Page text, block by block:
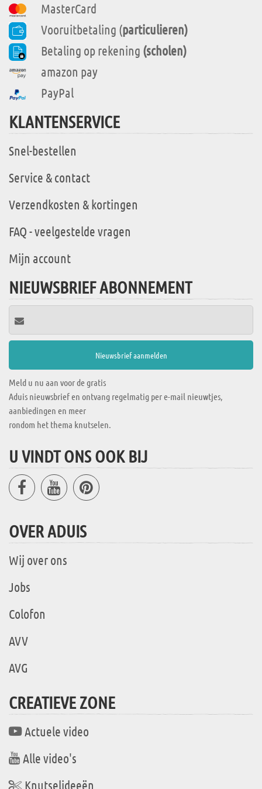
MasterCard
Vooruitbetaling (particulieren)
Betaling op rekening (scholen)
amazon pay
PayPal
KLANTENSERVICE
Snel-bestellen
Service & contact
Verzendkosten & kortingen
FAQ - veelgestelde vragen
Mijn account
NIEUWSBRIEF ABONNEMENT
Meld u nu aan voor de gratis
Aduis nieuwsbrief en ontvang regelmatig per e-mail nieuwtjes,
aanbiedingen en meer
rondom het thema knutselen.
U VINDT ONS OOK BIJ
OVER ADUIS
Wij over ons
Jobs
Colofon
AVV
AVG
CREATIEVE ZONE
Actuele video
Alle video's
Knutselideeën